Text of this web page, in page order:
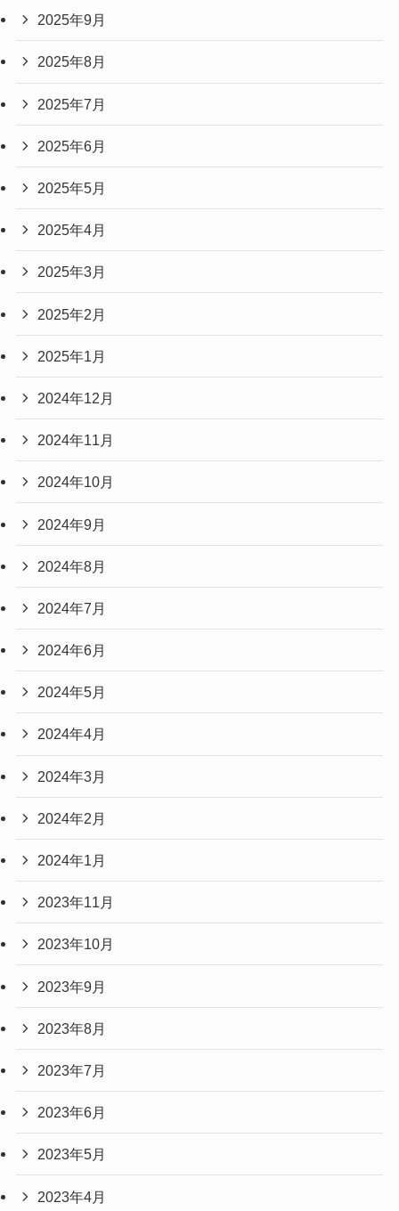
2025年9月
2025年8月
2025年7月
2025年6月
2025年5月
2025年4月
2025年3月
2025年2月
2025年1月
2024年12月
2024年11月
2024年10月
2024年9月
2024年8月
2024年7月
2024年6月
2024年5月
2024年4月
2024年3月
2024年2月
2024年1月
2023年11月
2023年10月
2023年9月
2023年8月
2023年7月
2023年6月
2023年5月
2023年4月